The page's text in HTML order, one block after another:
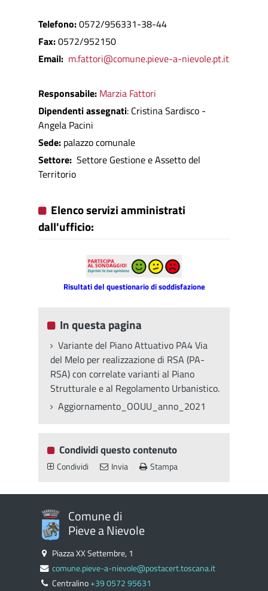
Telefono:0572/956331-38-44
Fax:0572/952150
Email: m.fattori@comune.pieve-a-nievole.pt.it
Responsabile: Marzia Fattori
Dipendenti assegnati: Cristina Sardisco -
Angela Pacini
Sede: palazzo comunale
Settore: Settore Gestione e Assetto del
Territorio
Elenco servizi amministrati
dall'ufficio:
Risultati del questionario di soddisfazione
In questa pagina
Variante del Piano Attuativo PA4 Via
del Melo per realizzazione di RSA (PA-
RSA) con correlate varianti al Piano
Strutturale e al Regolamento Urbanistico.
Aggiornamento_OOUU_anno_2021
Condividi questo contenuto
Condividi Invia Stampa
Comune di
Pieve a Nievole
Piazza XX Settembre, 1
comune.pieve-a-nievole@postacert.toscana.it
Centralino+39 0572 95631